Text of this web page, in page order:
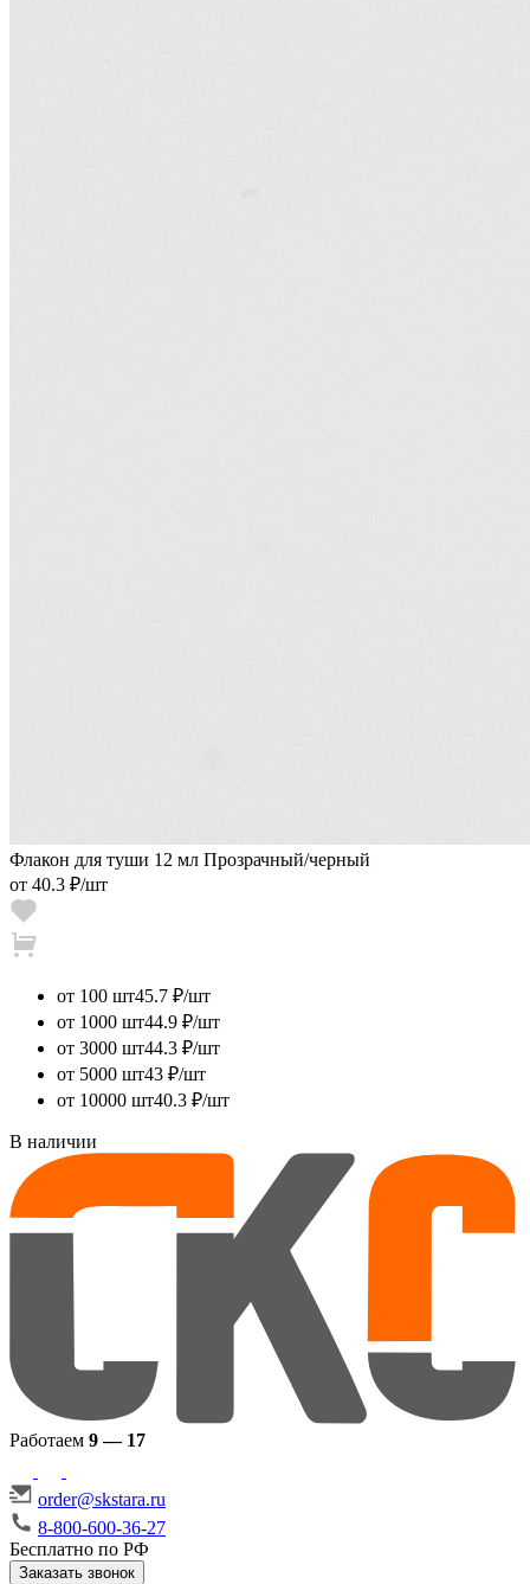
Флакон для туши 12 мл Прозрачный/черный
от 40.3 ₽/шт
от 100 шт45.7 ₽/шт
от 1000 шт44.9 ₽/шт
от 3000 шт44.3 ₽/шт
от 5000 шт43 ₽/шт
от 10000 шт40.3 ₽/шт
В наличии
Работаем 9 — 17
order@skstara.ru
8-800-600-36-27
Бесплатно по РФ
Заказать звонок